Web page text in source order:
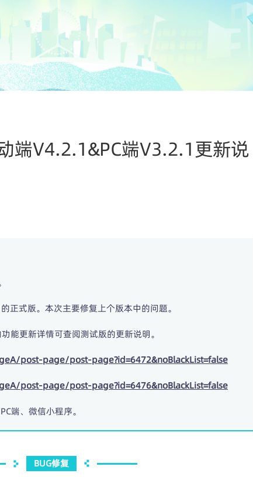
端V4.2.1&PC端V3.2.1更新说
正式版。本次主要修复上个版本中的问题。
能更新详情可查阅测试版的更新说明。
post-page/post-page?id=6472&noBlackList=false
post-page/post-page?id=6476&noBlackList=false
端、微信小程序。
BUG修复